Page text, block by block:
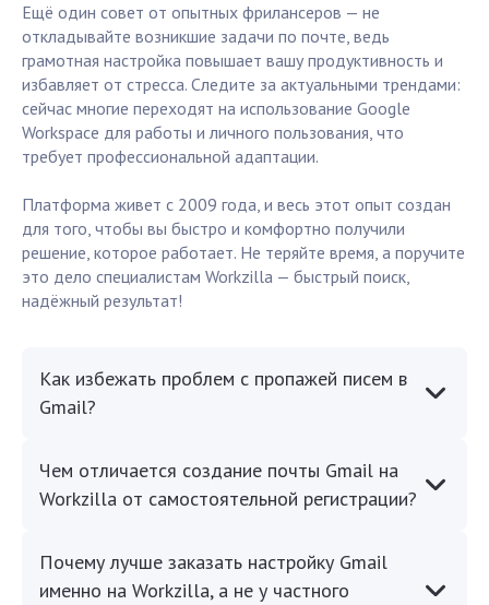
Ещё один совет от опытных фрилансеров — не
откладывайте возникшие задачи по почте, ведь
грамотная настройка повышает вашу продуктивность и
избавляет от стресса. Следите за актуальными трендами:
сейчас многие переходят на использование Google
Workspace для работы и личного пользования, что
требует профессиональной адаптации.
Платформа живет с 2009 года, и весь этот опыт создан
для того, чтобы вы быстро и комфортно получили
решение, которое работает. Не теряйте время, а поручите
это дело специалистам Workzilla — быстрый поиск,
надёжный результат!
Как избежать проблем с пропажей писем в
Gmail?
Чем отличается создание почты Gmail на
Workzilla от самостоятельной регистрации?
Почему лучше заказать настройку Gmail
именно на Workzilla, а не у частного